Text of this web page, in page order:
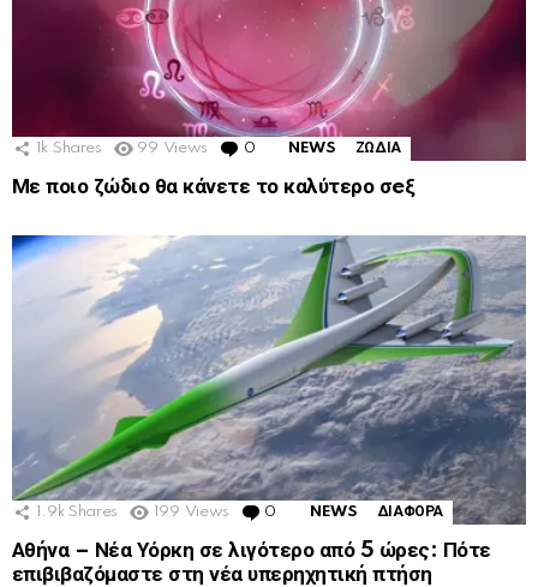
1k Shares 99 Views 0 Comments
NEWS ΖΩΔΙΑ
Με ποιο ζώδιο θα κάνετε το καλύτερο σeξ
1.9k Shares 199 Views 0 Comments
NEWS ΔΙΑΦΟΡΑ
Αθήνα – Νέα Υόρκη σε λιγότερο από 5 ώρες: Πότε
επιβιβαζόμαστε στη νέα υπερηχητική πτήση